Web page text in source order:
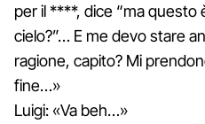
per il ****, dice “ma questo
cielo?”… E me devo stare
ragione, capito? Mi
fine…»
Luigi: «Va beh…»